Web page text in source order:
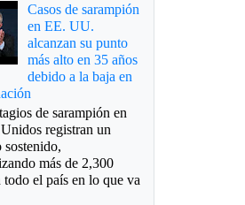
Casos de sarampión
en EE. UU.
alcanzan su punto
más alto en 35 años
debido a la baja en
de sarampión en
registran un
sostenido,
más de 2,300
todo el país en lo que va